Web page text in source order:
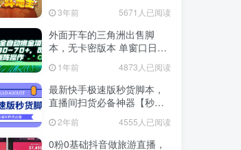
3年前 5671人已阅读
外面开车的三角洲出售脚
本，无卡密版本 单窗口日收
1年前 4873人已阅读
最新快手极速版秒货脚本，
直播间扫货必备神器【秒货
2年前 4555人已阅读
0粉0基础抖音做旅游直播，